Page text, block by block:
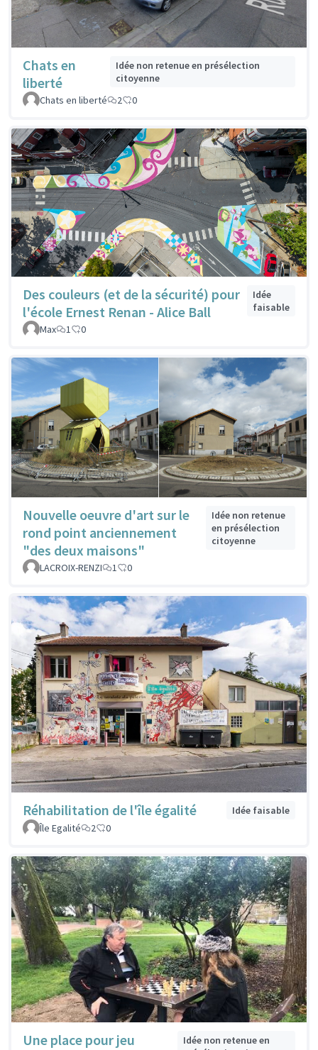
Chats en
liberté
Idée non retenue en présélection
citoyenne
Chats en liberté
2 0
Des couleurs (et de la sécurité) pour
l'école Ernest Renan - Alice Ball
Idée
faisable
Max
1 0
Nouvelle oeuvre d'art sur le
rond point anciennement
"des deux maisons"
Idée non retenue
en présélection
citoyenne
LACROIX-RENZI 1 0
Réhabilitation de l'île égalité
Idée faisable
Île Egalité
2 0
Une place pour jeu
Idée non retenue en